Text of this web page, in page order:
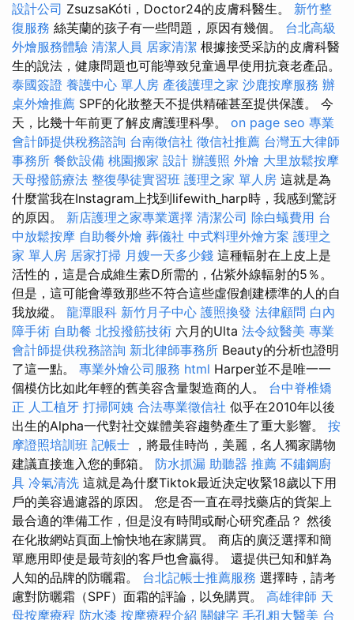
設計公司 ZsuzsaKóti，Doctor24的皮膚科醫生。 新竹整
復服務 絲芙蘭的孩子有一些問題，原因有幾個。 台北高級
外燴服務體驗 清潔人員 居家清潔 根據接受采訪的皮膚科醫
生的說法，健康問題也可能導致兒童過早使用抗衰老產品。
泰國簽證 養護中心 單人房 產後護理之家 沙鹿按摩服務 辦
桌外燴推薦 SPF的化妝整天不提供精確甚至提供保護。 今
天，比幾十年前更了解皮膚護理科學。 on page seo 專業
會計師提供稅務諮詢 台南徵信社 徵信社推薦 台灣五大律師
事務所 餐飲設備 桃園搬家 設計 辦護照 外燴 大里放鬆按摩
天母撥筋療法 整復學徒實習班 護理之家 單人房 這就是為
什麼當我在Instagram上找到lifewith_harp時，我感到驚訝
的原因。 新店護理之家專業選擇 清潔公司 除白蟻費用 台
中放鬆按摩 自助餐外燴 葬儀社 中式料理外燴方案 護理之
家 單人房 居家打掃 月嫂一天多少錢 這種輻射在上皮上是
活性的，這是合成維生素D所需的，佔紫外線輻射的5％。
但是，這可能會導致那些不符合這些虛假創建標準的人的自
我放縱。 龍潭眼科 新竹月子中心 護照換發 法律顧問 白內
障手術 自助餐 北投撥筋技術 六月的Ulta 法令紋醫美 專業
會計師提供稅務諮詢 新北律師事務所 Beauty的分析也證明
了這一點。 專業外燴公司服務 html Harper並不是唯一一
個模仿比如此年輕的舊美容含量製造商的人。 台中脊椎矯
正 人工植牙 打掃阿姨 合法專業徵信社 似乎在2010年以後
出生的Alpha一代對社交媒體美容趨勢產生了重大影響。 按
摩證照培訓班 記帳士 ，將最佳時尚，美麗，名人獨家購物
建議直接進入您的郵箱。 防水抓漏 助聽器 推薦 不鏽鋼廚
具 冷氣清洗 這就是為什麼Tiktok最近決定收緊18歲以下用
戶的美容過濾器的原因。 您是否一直在尋找藥店的貨架上
最合適的準備工作，但是沒有時間或耐心研究產品？ 然後
在化妝網站頁面上愉快地在家購買。 商店的廣泛選擇和簡
單應用即使是最苛刻的客戶也會贏得。 還提供已知和鮮為
人知的品牌的防曬霜。 台北記帳士推薦服務 選擇時，請考
慮對防曬霜（SPF）面霜的評論，以免購買。 高雄律師 天
母按摩療程 防水漆 按摩療程介紹 關鍵字 毛孔粗大醫美 台